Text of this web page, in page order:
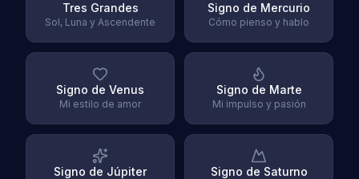
Tres Grandes
Sol, Luna y Ascendente
Signo de Mercurio
Cómo pienso y hablo
Signo de Venus
Mi estilo de amor
Signo de Marte
Mi impulso y pasión
Signo de Júpiter Signo de Saturno